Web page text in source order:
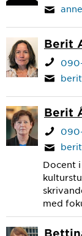
Berit
Berit
Docent
med